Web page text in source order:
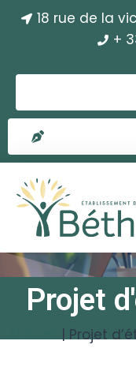
18 rue de la
+
Projet
| Projet